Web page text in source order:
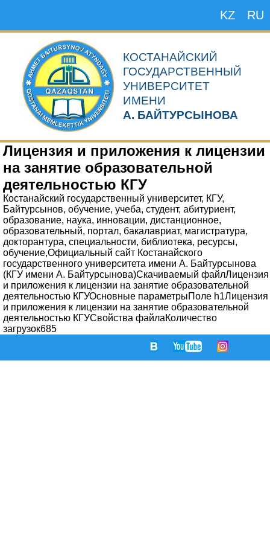
KZ RU
КОСТАНАЙСКИЙ
ГОСУДАРСТВЕННЫЙ
УНИВЕРСИТЕТ
ИМЕНИ
А. БАЙТУРСЫНОВА
Лицензия и приложения к лицензии
на занятие образовательной
деятельностью КГУ
Костанайский государственный университет, КГУ,
Байтурсынов, обучение, учеба, студент, абитуриент,
образование, наука, инновации, дистанционное,
образовательный, портал, бакалавриат, магистратура,
докторантура, специальности, библиотека, ресурсы,
обучение,Официальный сайт Костанайского
государственного университета имени А. Байтурсынова
(КГУ имени А. Байтурсынова)Скачиваемый файлЛицензия
и приложения к лицензии на занятие образовательной
деятельностью КГУОсновные параметрыПоле h1Лицензия
и приложения к лицензии на занятие образовательной
деятельностью КГУСвойства файлаКоличество
загрузок685